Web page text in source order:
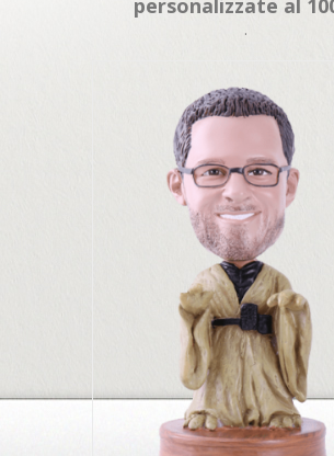
personalizzate al
.